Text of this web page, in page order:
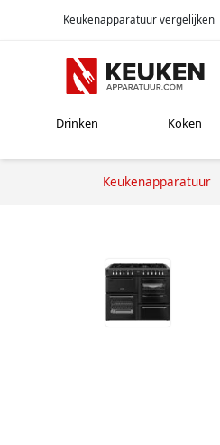
Keukenapparatuur vergelijken
Drinken Koken
Keukenapparatuur